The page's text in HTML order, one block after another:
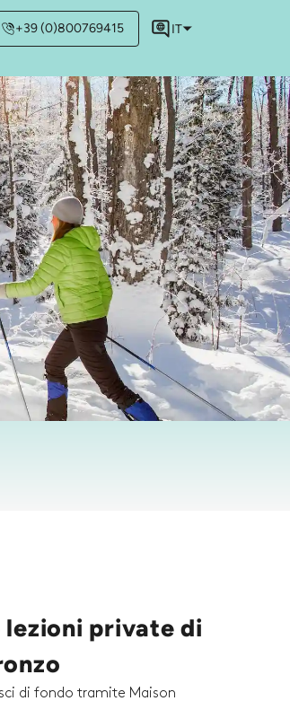
+39 (0)800769415 IT
private di
di fondo tramite Maison